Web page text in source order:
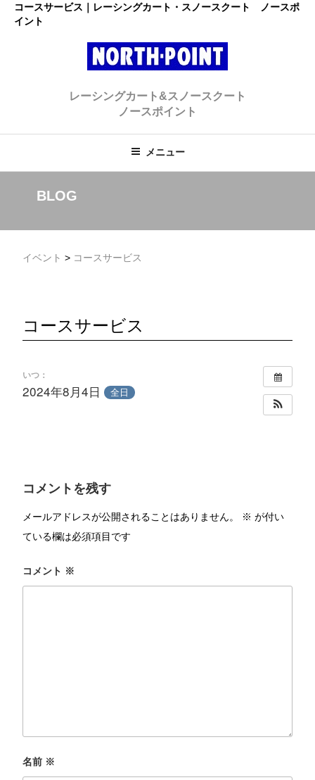
コースサービス｜レーシングカート・スノースクート ノースポ
イント
ト ノースポイント
レーシングカート&スノースクート
ノースポイント
メニュー
BLOG
イベント > コースサービス
コースサービス
いつ：
2024年8月4日 全日
コメントを残す
メールアドレスが公開されることはありません。 ※ が付い
ている欄は必須項目です
コメント ※
名前 ※